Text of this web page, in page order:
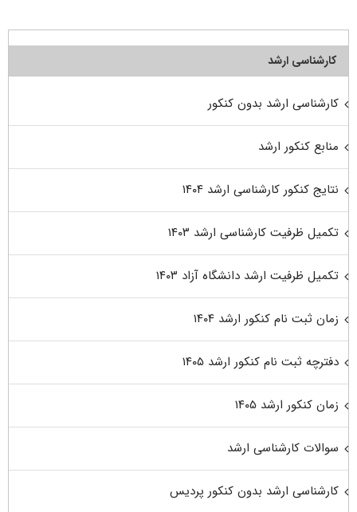
کارشناسی ارشد
کارشناسی ارشد بدون کنکور
منابع کنکور ارشد
نتایج کنکور کارشناسی ارشد ۱۴۰۴
تکمیل ظرفیت کارشناسی ارشد ۱۴۰۳
تکمیل ظرفیت ارشد دانشگاه آزاد ۱۴۰۳
زمان ثبت نام کنکور ارشد ۱۴۰۴
دفترچه ثبت نام کنکور ارشد ۱۴۰۵
زمان کنکور ارشد ۱۴۰۵
سوالات کارشناسی ارشد
کارشناسی ارشد بدون کنکور پردیس